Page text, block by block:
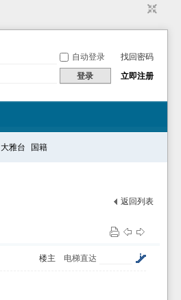
自动登录
找回密码
登录 立即注册
大雅台 国籍
返回列表
电梯直达
楼主